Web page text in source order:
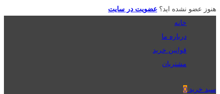
هنوز عضو نشده اید؟ عضویت در سایت
خانه
درباره ما
قوانین خرید
مشتریان
سبد خرید 0